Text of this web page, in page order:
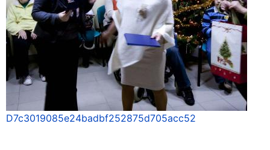
D7c3019085e24badbf252875d705acc52